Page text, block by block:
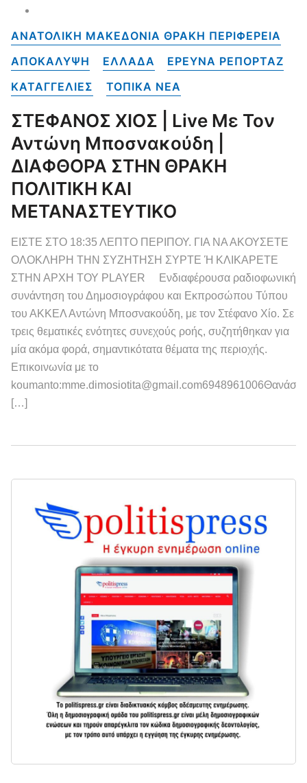
ΑΝΑΤΟΛΙΚΗ ΜΑΚΕΔΟΝΙΑ ΘΡΑΚΗ ΠΕΡΙΦΕΡΕΙΑ
ΑΠΟΚΑΛΥΨΗ
ΕΛΛΑΔΑ
ΕΡΕΥΝΑ ΡΕΠΟΡΤΑΖ
ΚΑΤΑΓΓΕΛΙΕΣ
ΤΟΠΙΚΑ NEA
ΣΤΕΦΑΝΟΣ ΧΙΟΣ | Live Με Τον
Αντώνη Μποσνακούδη |
ΔΙΑΦΘΟΡΑ ΣΤΗΝ ΘΡΑΚΗ
ΠΟΛΙΤΙΚΗ ΚΑΙ
ΜΕΤΑΝΑΣΤΕΥΤΙΚΟ
ΕΙΣΤΕ ΣΤΟ 18:35 ΛΕΠΤΟ ΠΕΡΙΠΟΥ. ΓΙΑ ΝΑ ΑΚΟΥΣΕΤΕ
ΟΛΟΚΛΗΡΗ ΤΗΝ ΣΥΖΗΤΗΣΗ ΣΥΡΤΕ Ή ΚΛΙΚΑΡΕΤΕ
ΣΤΗΝ ΑΡΧΗ ΤΟΥ PLAYER Ενδιαφέρουσα ραδιοφωνική
συνάντηση του Δημοσιογράφου και Εκπροσώπου Τύπου
του ΑΚΚΕΛ Αντώνη Μποσνακούδη, με τον Στέφανο Χίο. Σε
τρεις θεματικές ενότητες συνεχούς ροής, συζητήθηκαν για
μία ακόμα φορά, σημαντικότατα θέματα της περιοχής.
Επικοινωνία με το
[…]